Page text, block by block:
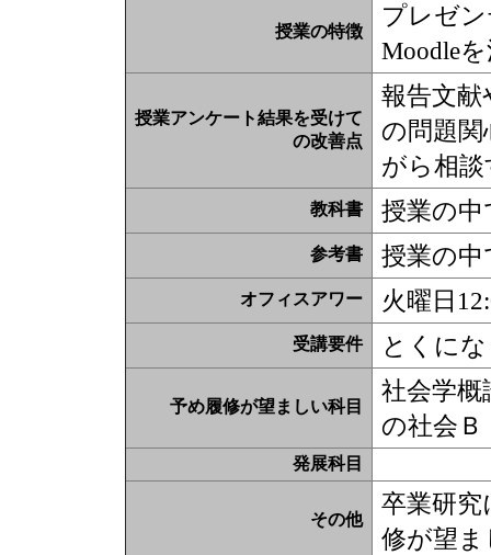
授業の特徴
プレゼ
Moodle
授業アンケート結果を受けて
の改善点
報告文
の問題
がら相
教科書 授業の
参考書 授業の
オフィスアワー 火曜日
受講要件 とくに
予め履修が望ましい科目
社会学概
の社会Ｂ
発展科目
その他
卒業研究
修が望